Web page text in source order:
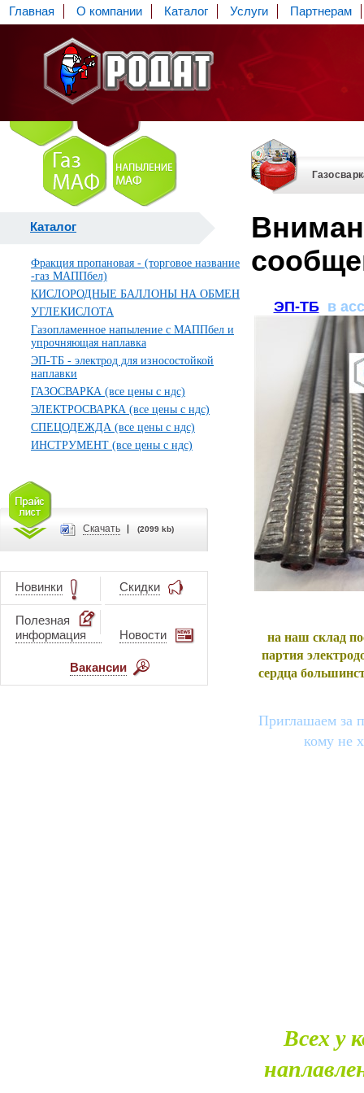
Главная О компании Каталог Услуги Партнерам
Каталог
Фракция пропановая - (торговое название
-газ МАППбел)
КИСЛОРОДНЫЕ БАЛЛОНЫ НА ОБМЕН
УГЛЕКИСЛОТА
Газопламенное напыление с МАППбел и
упрочняющая наплавка
ЭП-ТБ - электрод для износостойкой
наплавки
ГАЗОСВАРКА (все цены с ндс)
ЭЛЕКТРОСВАРКА (все цены с ндс)
СПЕЦОДЕЖДА (все цены с ндс)
ИНСТРУМЕНТ (все цены с ндс)
Cкачать (2099 kb)
Новинки Скидки
Полезная
информация
Новости
Вакансии
ЭП-ТБв
на наш склад
партия
сердца
Приглашаем за
кому не
Всех у